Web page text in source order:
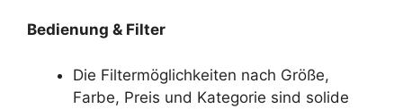
Bedienung & Filter
Die Filtermöglichkeiten nach Größe,
Farbe, Preis und Kategorie sind solide